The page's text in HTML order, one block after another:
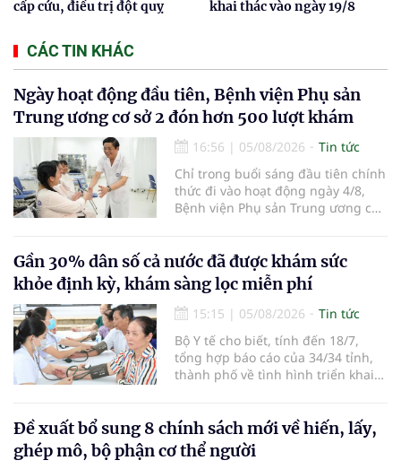
cấp cứu, điều trị đột quỵ
khai thác vào ngày 19/8
CÁC TIN KHÁC
Ngày hoạt động đầu tiên, Bệnh viện Phụ sản
Trung ương cơ sở 2 đón hơn 500 lượt khám
16:56 | 05/08/2026
Tin tức
Chỉ trong buổi sáng đầu tiên chính
thức đi vào hoạt động ngày 4/8,
Bệnh viện Phụ sản Trung ương cơ
em bé đầu tiên chào đời.
Gần 30% dân số cả nước đã được khám sức
khỏe định kỳ, khám sàng lọc miễn phí
15:15 | 05/08/2026
Tin tức
Bộ Y tế cho biết, tính đến 18/7,
tổng hợp báo cáo của 34/34 tỉnh,
thành phố về tình hình triển khai
nhận 32.286.360 người, chiếm gần
30% dân số cả nước đã được khám
sức khỏe định kỳ năm nay.
Đề xuất bổ sung 8 chính sách mới về hiến, lấy,
ghép mô, bộ phận cơ thể người